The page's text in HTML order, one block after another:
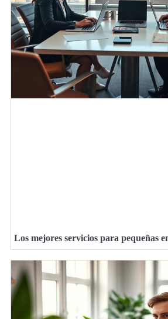
Los mejores servicios para pequeñas